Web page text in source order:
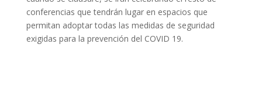
conferencias que tendrán lugar en espacios que
permitan adoptar todas las medidas de seguridad
exigidas para la prevención del COVID 19.